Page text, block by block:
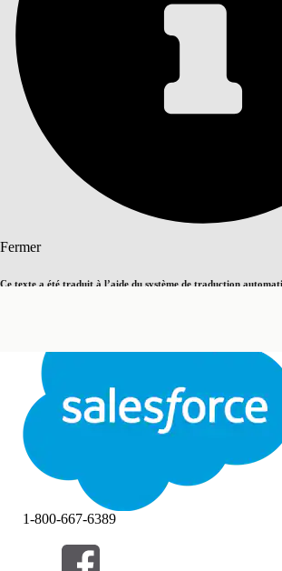
Fermer
Ce texte a été traduit à l’aide du système de traduction
Fermer
Table des matières
Filtres (0)
1-800-667-6389